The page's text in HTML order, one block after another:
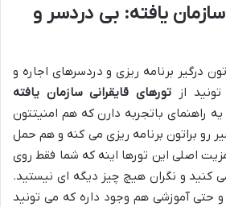
سازمان یافته: بی دردسر و
درگیر برنامه ریزی و دردسرهای اجاره و
از تورهای قایقرانی سازمان یافته
یه راهنمای باتجربه دارن که هم امنیتتون
رو براتون برنامه ریزی می کنه و هم حمل
اصلی این تورها اینه که شما فقط روی
کنید و نگران هیچ چیز دیگه ای نیستید.
و حتی آموزشی هم وجود داره که می تونید